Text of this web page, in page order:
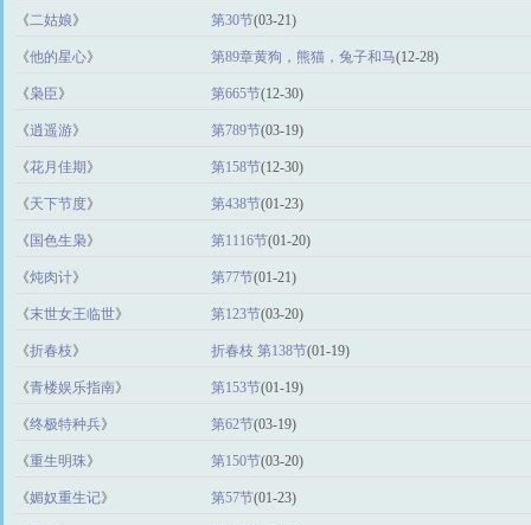
《二姑娘》 第30节(03-21)
《他的星心》 第89章黄狗，熊猫，兔子和马(12-28)
《枭臣》 第665节(12-30)
《逍遥游》 第789节(03-19)
《花月佳期 》 第158节(12-30)
《天下节度》 第438节(01-23)
《 国色生枭》 第1116节(01-20)
《炖肉计》 第77节(01-21)
《末世女王临世》 第123节(03-20)
《折春枝》 折春枝 第138节(01-19)
《青楼娱乐指南》 第153节(01-19)
《终极特种兵》 第62节(03-19)
《重生明珠》 第150节(03-20)
《媚奴重生记》 第57节(01-23)